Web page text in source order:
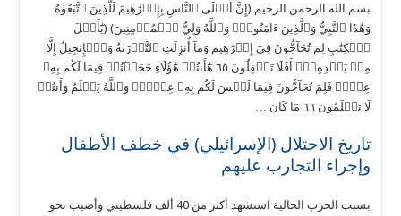
بسم الله الرحمن الرحيم (إِنَّ أَوۡلَى ٱلنَّاسِ بِإِبۡرَٰهِيمَ لَلَّذِينَ ٱتَّبَعُوهُ
وَهَٰذَا ٱلنَّبِيُّ وَٱلَّذِينَ ءَامَنُواْۗ وَٱللَّهُ وَلِيُّ ٱلۡمُؤۡمِنِينَ) (يَٰٓأَهۡلَ
ٱلۡكِتَٰبِ لِمَ تُحَآجُّونَ فِيٓ إِبۡرَٰهِيمَ وَمَآ أُنزِلَتِ ٱلتَّوۡرَىٰةُ وَٱلۡإِنجِيلُ إِلَّا
مِنۢ بَعۡدِهِۦٓۚ أَفَلَا تَعۡقِلُونَ ٦٥ هَٰٓأَنتُمۡ هَٰٓؤُلَآءِ حَٰجَجۡتُمۡ فِيمَا لَكُم بِهِۦ
عِلۡمٞ فَلِمَ تُحَآجُّونَ فِيمَا لَيۡسَ لَكُم بِهِۦ عِلۡمٞۚ وَٱللَّهُ يَعۡلَمُ وَأَنتُمۡ
لَا تَعۡلَمُونَ ٦٦ مَا كَانَ …
تاريخ الاحتلال (الإسرائيلي) في خطف الأطفال
وإجراء التجارب عليهم
بسبب الحرب الحالية استشهد أكثر من 40 ألف فلسطيني وأصيب نحو